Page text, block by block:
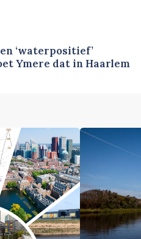
‘waterpositief’
Ymere dat in Haarlem